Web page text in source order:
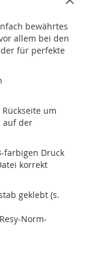
bewährtes
allem bei den
für perfekte
um
auf der
farbigen Druck
korrekt
geklebt (s.
Norm-